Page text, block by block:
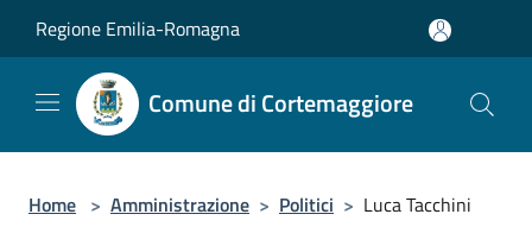
Regione Emilia-Romagna
Comune di Cortemaggiore
Home > Amministrazione > Politici > Luca Tacchini